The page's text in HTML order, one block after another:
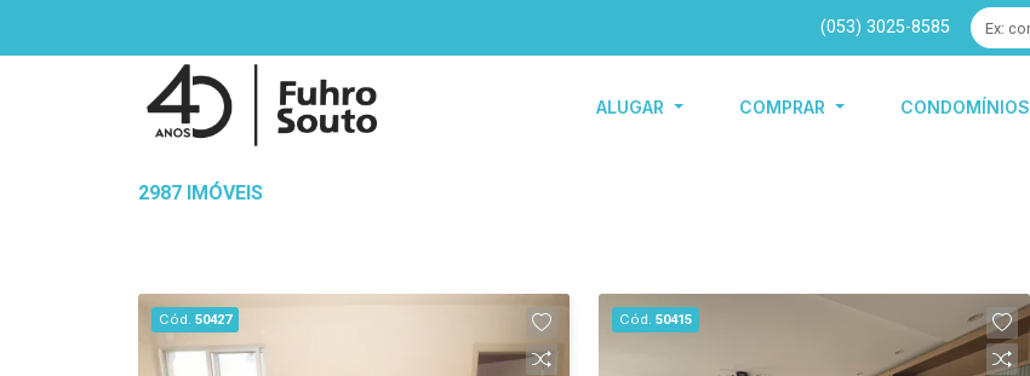
(053) 3025-8585
ALUGAR COMPRAR CONDOMÍNIOS
2987 IMÓVEIS
Cód. 50427 Cód. 50415